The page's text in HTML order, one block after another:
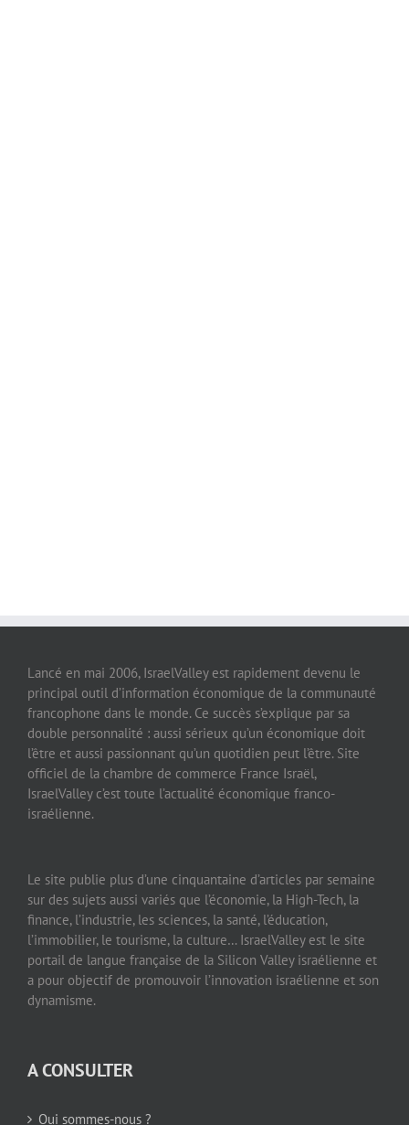
Lancé en mai 2006, IsraelValley est rapidement devenu le
principal outil d’information économique de la communauté
francophone dans le monde. Ce succès s’explique par sa
double personnalité : aussi sérieux qu’un économique doit
l’être et aussi passionnant qu’un quotidien peut l’être. Site
officiel de la chambre de commerce France Israël,
IsraelValley c’est toute l’actualité économique franco-
israélienne.
Le site publie plus d’une cinquantaine d’articles par semaine
sur des sujets aussi variés que l’économie, la High-Tech, la
finance, l’industrie, les sciences, la santé, l’éducation,
l’immobilier, le tourisme, la culture… IsraelValley est le site
portail de langue française de la Silicon Valley israélienne et
a pour objectif de promouvoir l’innovation israélienne et son
dynamisme.
A CONSULTER
Qui sommes-nous ?